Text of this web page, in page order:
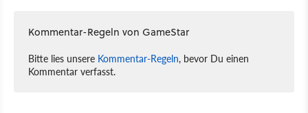
Kommentar-Regeln von GameStar
Bitte lies unsere Kommentar-Regeln, bevor Du einen
Kommentar verfasst.